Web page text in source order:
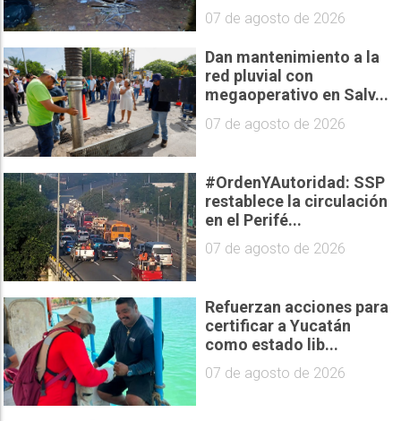
07 de agosto de 2026
Dan mantenimiento a la
red pluvial con
megaoperativo en Salv...
07 de agosto de 2026
#OrdenYAutoridad: SSP
restablece la circulación
en el Perifé...
07 de agosto de 2026
Refuerzan acciones para
certificar a Yucatán
como estado lib...
07 de agosto de 2026